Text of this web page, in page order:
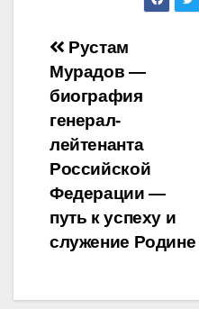
Навигация
по
записям
Рустам
Мурадов —
биография
генерал-
лейтенанта
Российской
Федерации —
путь к успеху и
служение Родине